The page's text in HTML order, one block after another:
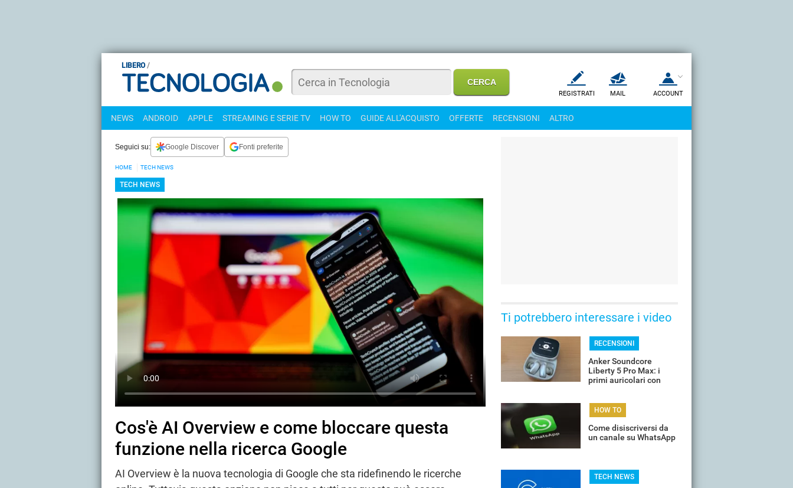
LIBERO
REGISTRATI MAIL ACCOUNT
NEWS ANDROID APPLE STREAMING E SERIE TV HOW TO GUIDE ALL'ACQUISTO OFFERTE RECENSIONI ALTRO
Seguici su: Google Discover Fonti preferite
HOME TECH NEWS
TECH NEWS
Cos'è AI Overview e come bloccare questa
funzione nella ricerca Google
AI Overview è la nuova tecnologia di Google che sta ridefinendo le ricerche
Ti potrebbero interessare i video
RECENSIONI
Anker Soundcore
Liberty 5 Pro Max: i
primi auricolari con
HOW TO
Come disiscriversi da
un canale su WhatsApp
TECH NEWS